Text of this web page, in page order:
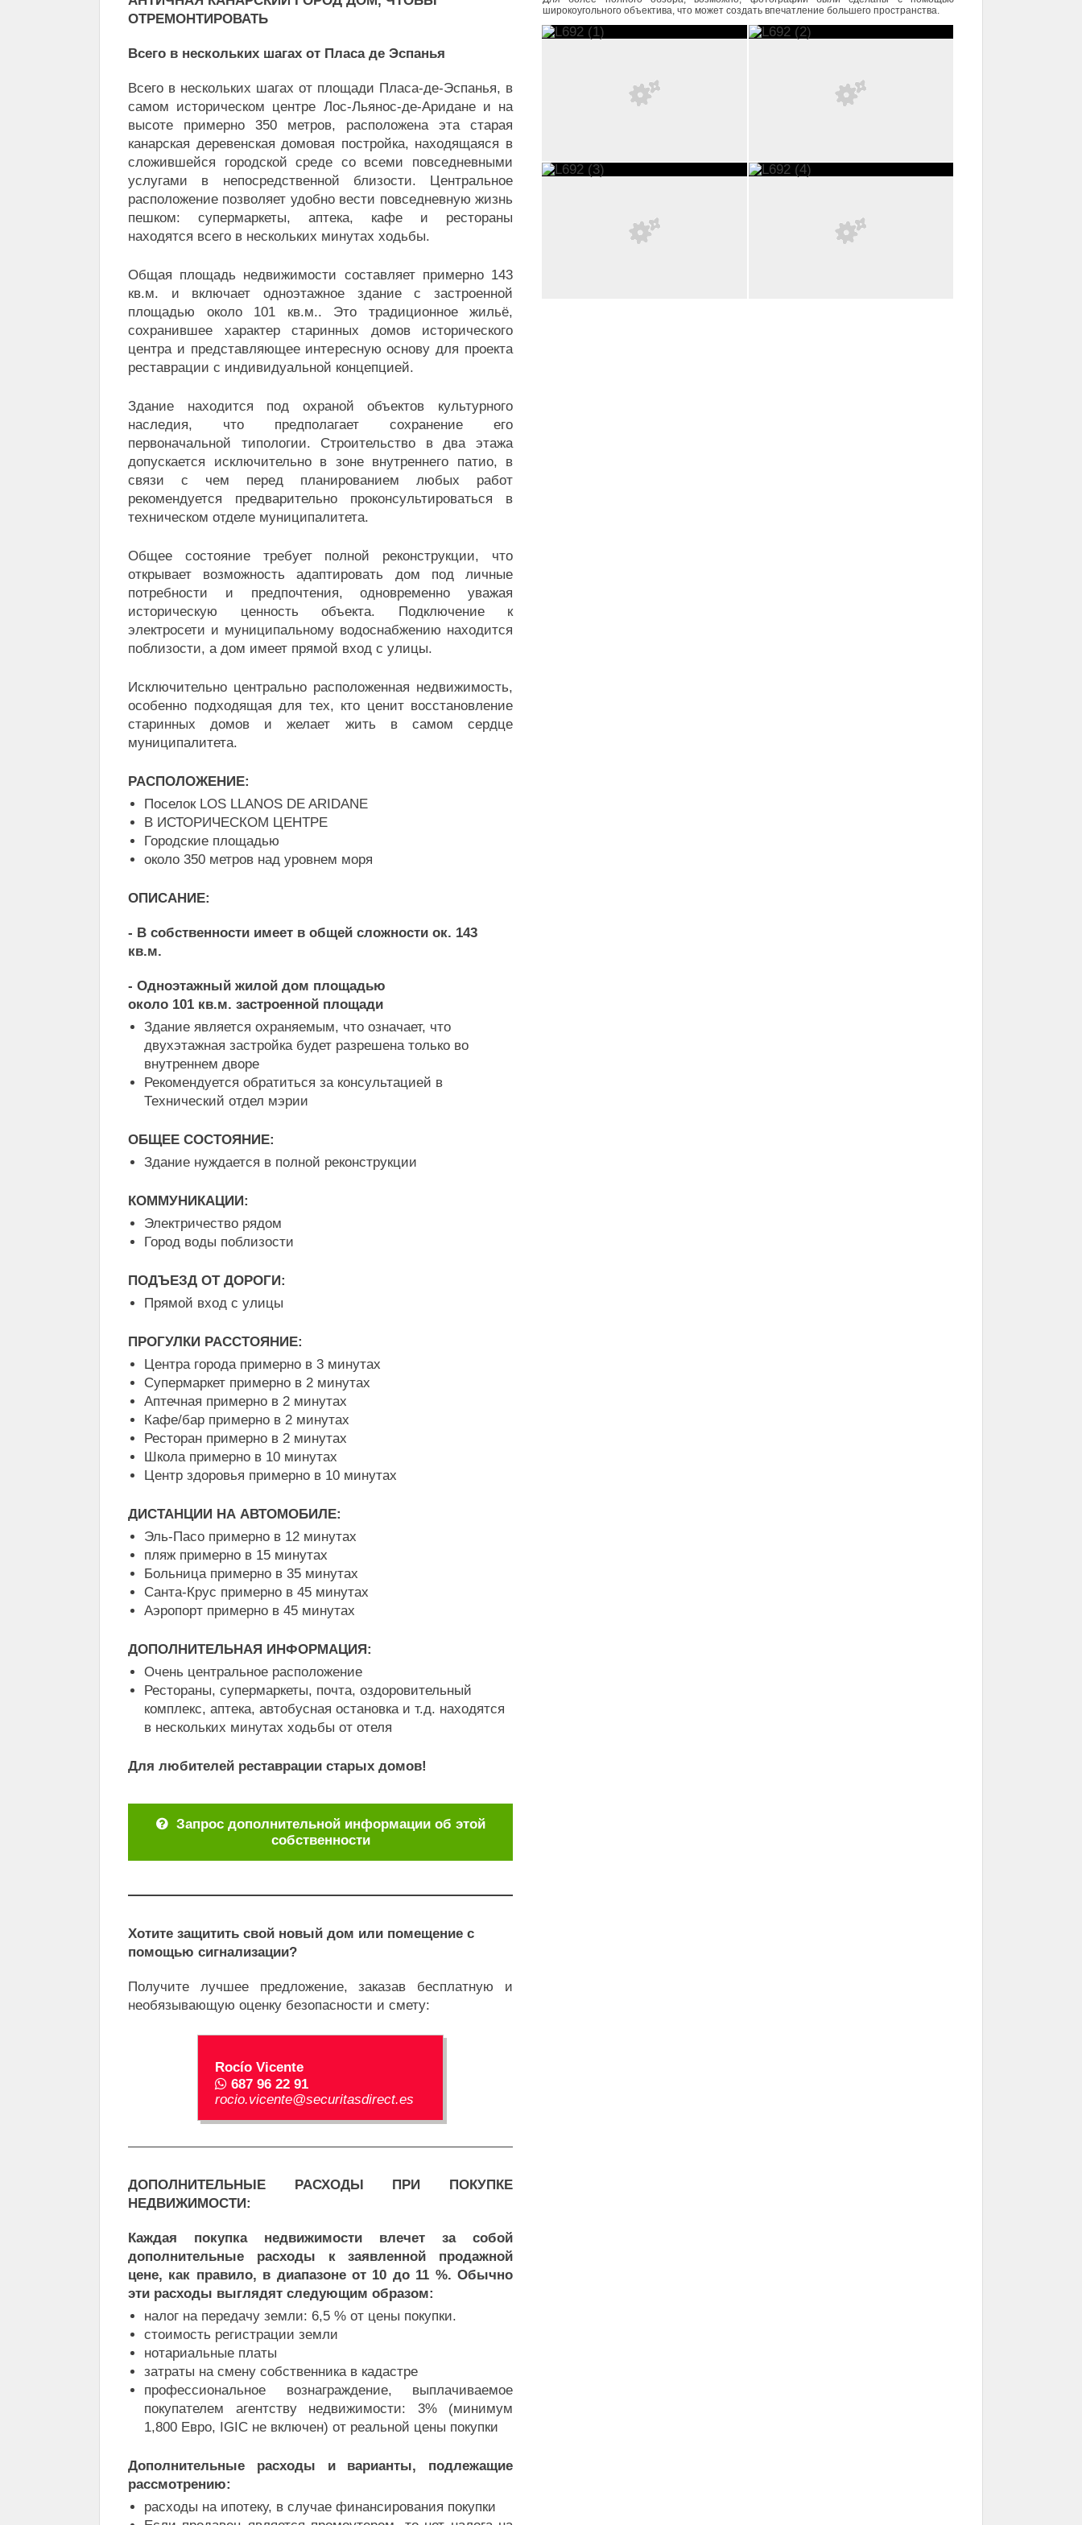
широкоугольного объектива, что может создать впечатление большего пространства.
ОТРЕМОНТИРОВАТЬ
Всего в нескольких шагах от Пласа де Эспанья
Всего в нескольких шагах от площади Пласа-де-Эспанья, в
самом историческом центре Лос-Льянос-де-Аридане и на
высоте примерно 350 метров, расположена эта старая
канарская деревенская домовая постройка, находящаяся в
сложившейся городской среде со всеми повседневными
услугами в непосредственной близости. Центральное
расположение позволяет удобно вести повседневную жизнь
пешком: супермаркеты, аптека, кафе и рестораны
находятся всего в нескольких минутах ходьбы.
Общая площадь недвижимости составляет примерно 143
кв.м. и включает одноэтажное здание с застроенной
площадью около 101 кв.м.. Это традиционное жильё,
сохранившее характер старинных домов исторического
центра и представляющее интересную основу для проекта
реставрации с индивидуальной концепцией.
Здание находится под охраной объектов культурного
наследия, что предполагает сохранение его
первоначальной типологии. Строительство в два этажа
допускается исключительно в зоне внутреннего патио, в
связи с чем перед планированием любых работ
рекомендуется предварительно проконсультироваться в
техническом отделе муниципалитета.
Общее состояние требует полной реконструкции, что
открывает возможность адаптировать дом под личные
потребности и предпочтения, одновременно уважая
историческую ценность объекта. Подключение к
электросети и муниципальному водоснабжению находится
поблизости, а дом имеет прямой вход с улицы.
Исключительно центрально расположенная недвижимость,
особенно подходящая для тех, кто ценит восстановление
старинных домов и желает жить в самом сердце
муниципалитета.
РАСПОЛОЖЕНИЕ:
Поселок LOS LLANOS DE ARIDANE
В ИСТОРИЧЕСКОМ ЦЕНТРЕ
Городские площадью
около 350 метров над уровнем моря
ОПИСАНИЕ:
- В собственности имеет в общей сложности ок. 143
кв.м.
- Одноэтажный жилой дом площадью
около 101 кв.м. застроенной площади
Здание является охраняемым, что означает, что
двухэтажная застройка будет разрешена только во
внутреннем дворе
Рекомендуется обратиться за консультацией в
Технический отдел мэрии
ОБЩЕЕ СОСТОЯНИЕ:
Здание нуждается в полной реконструкции
КОММУНИКАЦИИ:
Электричество рядом
Город воды поблизости
ПОДЪЕЗД ОТ ДОРОГИ:
Прямой вход с улицы
ПРОГУЛКИ РАССТОЯНИЕ:
Центра города примерно в 3 минутах
Супермаркет примерно в 2 минутах
Аптечная примерно в 2 минутах
Кафе/бар примерно в 2 минутах
Ресторан примерно в 2 минутах
Школа примерно в 10 минутах
Центр здоровья примерно в 10 минутах
ДИСТАНЦИИ НА АВТОМОБИЛЕ:
Эль-Пасо примерно в 12 минутах
пляж примерно в 15 минутах
Больница примерно в 35 минутах
Санта-Крус примерно в 45 минутах
Аэропорт примерно в 45 минутах
ДОПОЛНИТЕЛЬНАЯ ИНФОРМАЦИЯ:
Очень центральное расположение
Рестораны, супермаркеты, почта, оздоровительный
комплекс, аптека, автобусная остановка и т.д. находятся
в нескольких минутах ходьбы от отеля
Для любителей реставрации старых домов!
Запрос дополнительной информации об этой
собственности
Хотите защитить свой новый дом или помещение с
помощью сигнализации?
Получите лучшее предложение, заказав бесплатную и
необязывающую оценку безопасности и смету:
Rocío Vicente
687 96 22 91
rocio.vicente@securitasdirect.es
ДОПОЛНИТЕЛЬНЫЕ РАСХОДЫ ПРИ ПОКУПКЕ
НЕДВИЖИМОСТИ:
Каждая покупка недвижимости влечет за собой
дополнительные расходы к заявленной продажной
цене, как правило, в диапазоне от 10 до 11 %. Обычно
эти расходы выглядят следующим образом:
налог на передачу земли: 6,5 % от цены покупки.
стоимость регистрации земли
нотариальные платы
затраты на смену собственника в кадастре
профессиональное вознаграждение, выплачиваемое
покупателем агентству недвижимости: 3% (минимум
1,800 Евро, IGIC не включен) от реальной цены покупки
Дополнительные расходы и варианты, подлежащие
рассмотрению:
расходы на ипотеку, в случае финансирования покупки